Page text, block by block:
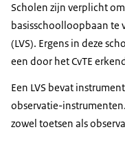
Scholen zijn verplicht
basisschoolloopbaan te
(LVS). Ergens in deze
een door het CvTE
Een LVS bevat
observatie-
zowel toetsen als